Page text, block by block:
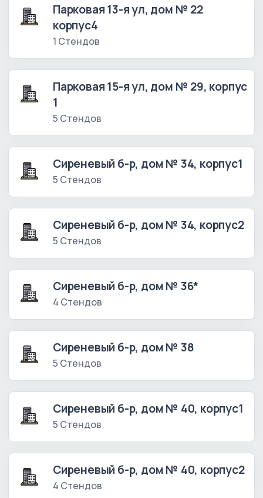
Парковая 13-я ул, дом № 22
корпус4
1 Стендов
Парковая 15-я ул, дом № 29, корпус
1
5 Стендов
Сиреневый б-р, дом № 34, корпус1
5 Стендов
Сиреневый б-р, дом № 34, корпус2
5 Стендов
Сиреневый б-р, дом № 36*
4 Стендов
Сиреневый б-р, дом № 38
5 Стендов
Сиреневый б-р, дом № 40, корпус1
5 Стендов
Сиреневый б-р, дом № 40, корпус2
4 Стендов